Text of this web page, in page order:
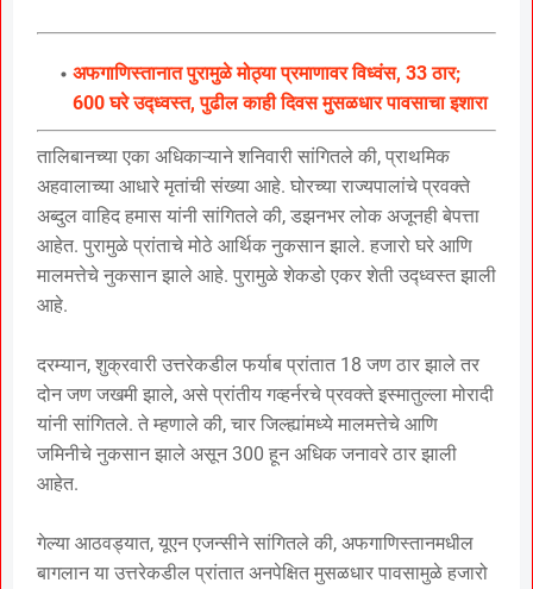
अफगाणिस्तानात पुरामुळे मोठ्या प्रमाणावर विध्वंस, 33 ठार;
600 घरे उद्ध्वस्त, पुढील काही दिवस मुसळधार पावसाचा इशारा
तालिबानच्या एका अधिकाऱ्याने शनिवारी सांगितले की, प्राथमिक
अहवालाच्या आधारे मृतांची संख्या आहे. घोरच्या राज्यपालांचे प्रवक्ते
अब्दुल वाहिद हमास यांनी सांगितले की, डझनभर लोक अजूनही बेपत्ता
आहेत. पुरामुळे प्रांताचे मोठे आर्थिक नुकसान झाले. हजारो घरे आणि
मालमत्तेचे नुकसान झाले आहे. पुरामुळे शेकडो एकर शेती उद्ध्वस्त झाली
आहे.
दरम्यान, शुक्रवारी उत्तरेकडील फर्याब प्रांतात 18 जण ठार झाले तर
दोन जण जखमी झाले, असे प्रांतीय गव्हर्नरचे प्रवक्ते इस्मातुल्ला मोरादी
यांनी सांगितले. ते म्हणाले की, चार जिल्ह्यांमध्ये मालमत्तेचे आणि
जमिनीचे नुकसान झाले असून 300 हून अधिक जनावरे ठार झाली
आहेत.
गेल्या आठवड्यात, यूएन एजन्सीने सांगितले की, अफगाणिस्तानमधील
बागलान या उत्तरेकडील प्रांतात अनपेक्षित मुसळधार पावसामुळे हजारो